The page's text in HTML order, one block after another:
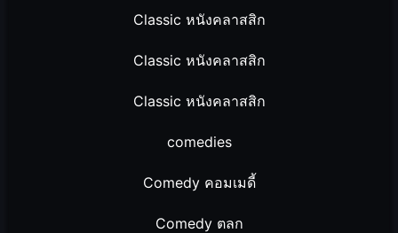
Classic หนังคลาสสิก
Classic หนังคลาสสิก
Classic หนังคลาสสิก
comedies
Comedy คอมเมดี้
Comedy ตลก